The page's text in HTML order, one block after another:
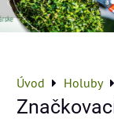
Úvod Holuby